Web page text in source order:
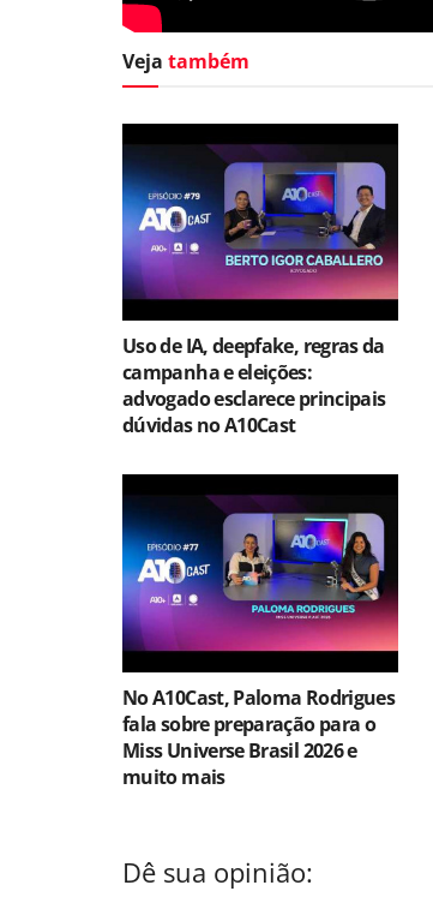
Veja também
Uso de IA, deepfake, regras da
campanha e eleições:
advogado esclarece principais
dúvidas no A10Cast
No A10Cast, Paloma Rodrigues
fala sobre preparação para o
Miss Universe Brasil 2026 e
muito mais
Dê sua opinião: